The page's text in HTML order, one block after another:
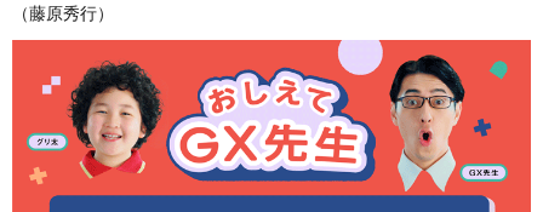
（藤原秀行）